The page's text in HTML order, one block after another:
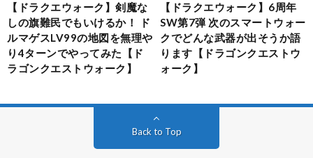
【ドラクエウォーク】剣魔な
しの旗難民でもいけるか！ ド
ルマゲスLV99の地図を無理や
り4ターンでやってみた【ド
ラゴンクエストウォーク】
【ドラクエウォーク】6周年
SW第7弾 次のスマートウォー
クでどんな武器が出そうか語
ります【ドラゴンクエストウ
ォーク】
Back to Top